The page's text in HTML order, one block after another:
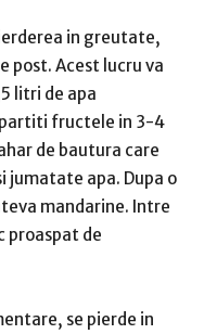
in greutate,
post. Acest lucru va
litri de apa
fructele in 3-4
de bautura care
jumatate apa. Dupa o
mandarine. Intre
proaspat de
se pierde in